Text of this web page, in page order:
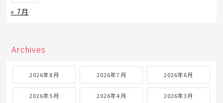
« 7月
Archives
2026年8月 2026年7月 2026年6月
2026年5月 2026年4月 2026年3月